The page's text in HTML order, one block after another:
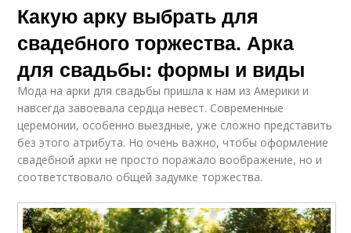
Какую арку выбрать для
свадебного торжества. Арка
для свадьбы: формы и виды
Мода на арки для свадьбы пришла к нам из Америки и
навсегда завоевала сердца невест. Современные
церемонии, особенно выездные, уже сложно представить
без этого атрибута. Но очень важно, чтобы оформление
свадебной арки не просто поражало воображение, но и
соответствовало общей задумке торжества.